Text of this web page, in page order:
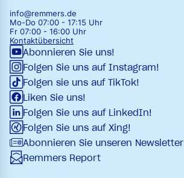
info@remmers.de
Mo-Do 07:00 - 17:15 Uhr
Fr 07:00 - 16:00 Uhr
Kontaktübersicht
Abonnieren Sie uns!
Folgen Sie uns auf Instagram!
Folgen sie uns auf TikTok!
Liken Sie uns!
Folgen Sie uns auf LinkedIn!
Folgen Sie uns auf Xing!
Abonnieren Sie unseren Newsletter
Remmers Report